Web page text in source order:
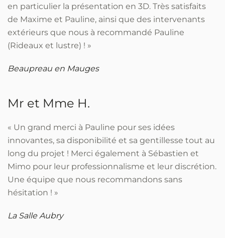
en particulier la présentation en 3D. Très satisfaits
de Maxime et Pauline, ainsi que des intervenants
extérieurs que nous à recommandé Pauline
(Rideaux et lustre) ! »
Beaupreau en Mauges
Mr et Mme H.
« Un grand merci à Pauline pour ses idées
innovantes, sa disponibilité et sa gentillesse tout au
long du projet ! Merci également à Sébastien et
Mimo pour leur professionnalisme et leur discrétion.
Une équipe que nous recommandons sans
hésitation ! »
La Salle Aubry